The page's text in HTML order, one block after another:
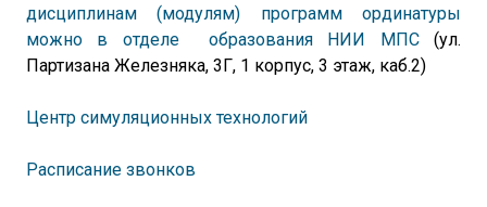
дисциплинам (модулям) программ ординатуры
можно в отделе образования НИИ МПС(ул.
Партизана Железняка, 3Г, 1 корпус, 3 этаж, каб.2)
Центр симуляционных технологий
Расписание звонков